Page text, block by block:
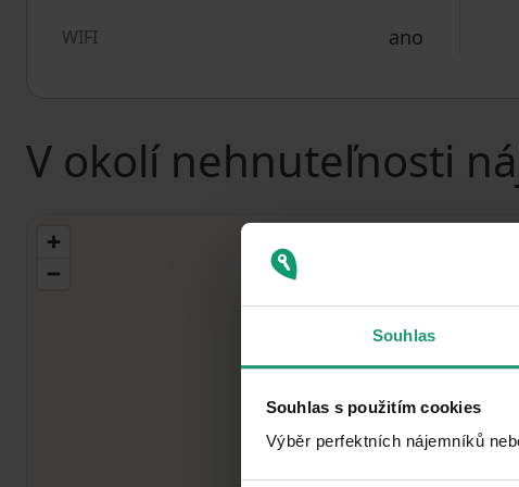
Souhlas
Souhlas s použitím cookies
Výběr perfektních nájemníků
WIFI ano
V okolí nehnuteľnosti